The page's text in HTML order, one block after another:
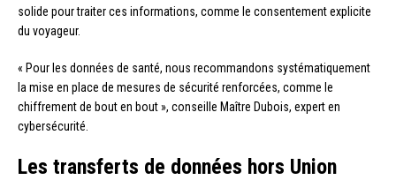
solide pour traiter ces informations, comme le consentement explicite
du voyageur.
« Pour les données de santé, nous recommandons systématiquement
la mise en place de mesures de sécurité renforcées, comme le
chiffrement de bout en bout », conseille Maître Dubois, expert en
cybersécurité.
Les transferts de données hors Union